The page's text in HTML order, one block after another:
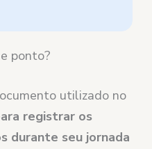
ponto?
utilizado no
registrar os
durante seu jornada